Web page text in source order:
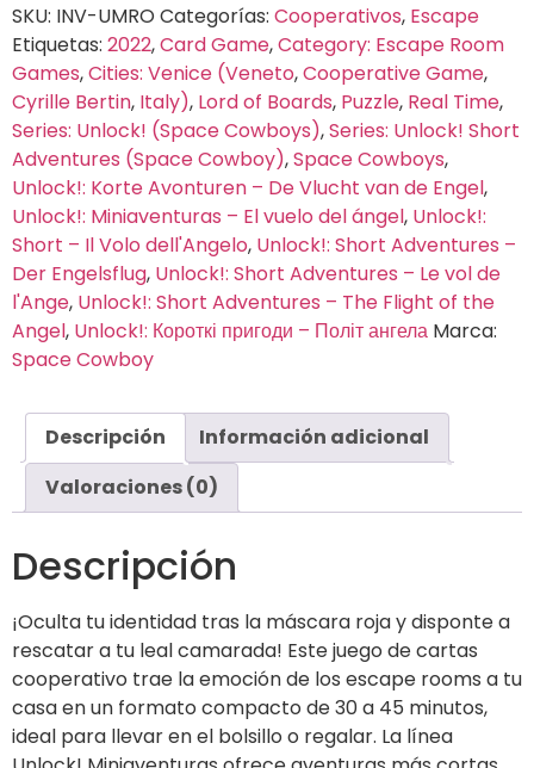
SKU: INV-UMRO Categorías: Cooperativos, Escape
Etiquetas: 2022,Card Game,Category: Escape Room
Games,Cities: Venice (Veneto,Cooperative Game,
Cyrille Bertin, Italy), Lord of Boards, Puzzle, Real Time,
Series: Unlock! (Space Cowboys),Series: Unlock! Short
Adventures (Space Cowboy),Space Cowboys,
Unlock!: Korte Avonturen – De Vlucht van de Engel,
Unlock!: Miniaventuras – El vuelo del ángel, Unlock!:
Short – Il Volo dell'Angelo, Unlock!: Short Adventures –
Der Engelsflug, Unlock!: Short Adventures – Le vol de
l'Ange, Unlock!: Short Adventures – The Flight of the
Angel, Unlock!: Короткі пригоди – Політ ангела Marca:
Space Cowboy
Descripción
Información adicional
Valoraciones (0)
Descripción
¡Oculta tu identidad tras la máscara roja y disponte a
rescatar a tu leal camarada! Este juego de cartas
cooperativo trae la emoción de los escape rooms a tu
casa en un formato compacto de 30 a 45 minutos,
ideal para llevar en el bolsillo o regalar. La línea